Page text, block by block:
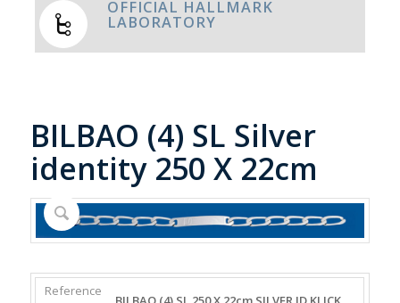
OFFICIAL HALLMARK
LABORATORY
BILBAO (4) SL Silver
identity 250 X 22cm
REFERENCE
WEIGHT
DIAMETER/WIDTH CLASP